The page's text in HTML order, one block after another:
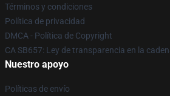
Términos y condiciones
Política de privacidad
DMCA - Política de Copyright
CA SB657: Ley de transparencia en la
Nuestro apoyo
Políticas de envío